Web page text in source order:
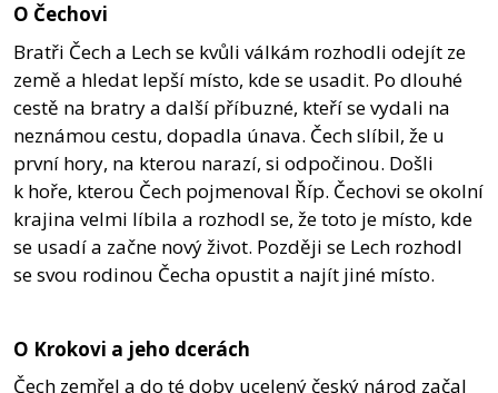
O Čechovi
Bratři Čech a Lech se kvůli válkám rozhodli odejít ze
země a hledat lepší místo, kde se usadit. Po dlouhé
cestě na bratry a další příbuzné, kteří se vydali na
neznámou cestu, dopadla únava. Čech slíbil, že u
první hory, na kterou narazí, si odpočinou. Došli
k hoře, kterou Čech pojmenoval Říp. Čechovi se okolní
krajina velmi líbila a rozhodl se, že toto je místo, kde
se usadí a začne nový život. Později se Lech rozhodl
se svou rodinou Čecha opustit a najít jiné místo.
O Krokovi a jeho dcerách
Čech zemřel a do té doby ucelený český národ začal